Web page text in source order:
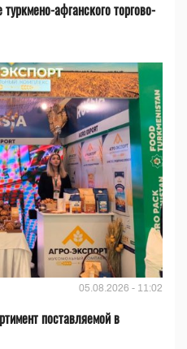
афганского торгово-
05.08.2026 - 11:02
поставляемой в